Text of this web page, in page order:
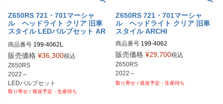
Z650RS 721・701マーシャ
ル ヘッドライト クリア 旧車
スタイル LEDバルブセット AR
商品番号 199-4062L
販売価格 ¥36,300税込
Z650RS
2022～
LEDバルブセット
生産待ち
Z650RS 721・701マーシャ
ル ヘッドライト クリア 旧車
スタイル ARCHI
商品番号 199-4062
販売価格 ¥29,700税込
Z650RS
2022～
生産待ち